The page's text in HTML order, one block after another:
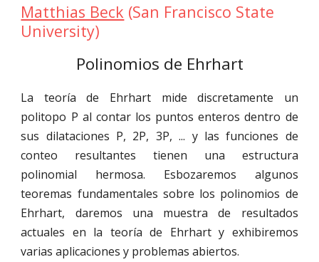
Matthias Beck (San Francisco State
University)
Polinomios de Ehrhart
La teoría de Ehrhart mide discretamente un
politopo P al contar los puntos enteros dentro de
sus dilataciones P, 2P, 3P, ... y las funciones de
conteo resultantes tienen una estructura
polinomial hermosa. Esbozaremos algunos
teoremas fundamentales sobre los polinomios de
Ehrhart, daremos una muestra de resultados
actuales en la teoría de Ehrhart y exhibiremos
varias aplicaciones y problemas abiertos.